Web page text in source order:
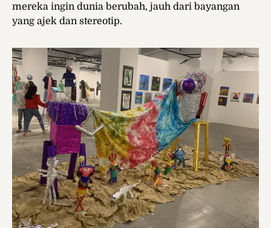
mereka ingin dunia berubah, jauh dari bayangan
yang ajek dan stereotip.